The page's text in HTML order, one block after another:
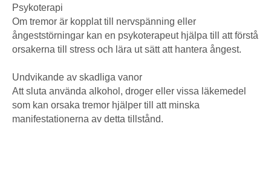
Psykoterapi
Om tremor är kopplat till nervspänning eller
ångeststörningar kan en psykoterapeut hjälpa till att förstå
orsakerna till stress och lära ut sätt att hantera ångest.
Undvikande av skadliga vanor
Att sluta använda alkohol, droger eller vissa läkemedel
som kan orsaka tremor hjälper till att minska
manifestationerna av detta tillstånd.